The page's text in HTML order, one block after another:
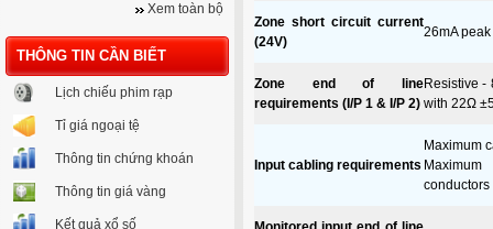
Xem toàn bộ
THÔNG TIN CẦN BIẾT
Lịch chiếu phim rạp
Tỉ giá ngoại tệ
Thông tin chứng khoán
Thông tin giá vàng
Kết quả xổ số
Zone short circuit current
(24V)
26mA
Zone end of line
requirements (I/P 1 & I/P 2)
Resistive -
with 22Ω
Input cabling requirements
Maximum
conductors